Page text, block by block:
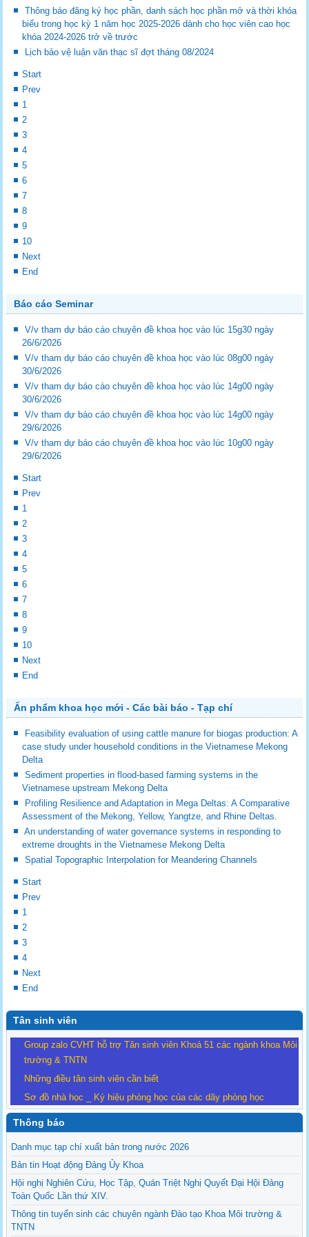
Thông báo đăng ký học phần, danh sách học phần mở và thời khóa
biểu trong học kỳ 1 năm học 2025-2026 dành cho học viên cao học
khóa 2024-2026 trở về trước
Lịch bảo vệ luận văn thạc sĩ đợt tháng 08/2024
Start
Prev
1
2
3
4
5
6
7
8
9
10
Next
End
Báo cáo Seminar
V/v tham dự báo cáo chuyên đề khoa học vào lúc 15g30 ngày
26/6/2026
V/v tham dự báo cáo chuyên đề khoa học vào lúc 08g00 ngày
30/6/2026
V/v tham dự báo cáo chuyên đề khoa học vào lúc 14g00 ngày
30/6/2026
V/v tham dự báo cáo chuyên đề khoa học vào lúc 14g00 ngày
29/6/2026
V/v tham dự báo cáo chuyên đề khoa học vào lúc 10g00 ngày
29/6/2026
Start
Prev
1
2
3
4
5
6
7
8
9
10
Next
End
Ấn phẩm khoa học mới - Các bài báo - Tạp chí
Feasibility evaluation of using cattle manure for biogas production: A
case study under household conditions in the Vietnamese Mekong
Delta
Sediment properties in flood-based farming systems in the
Vietnamese upstream Mekong Delta
Profiling Resilience and Adaptation in Mega Deltas: A Comparative
Assessment of the Mekong, Yellow, Yangtze, and Rhine Deltas.
An understanding of water governance systems in responding to
extreme droughts in the Vietnamese Mekong Delta
Spatial Topographic Interpolation for Meandering Channels
Start
Prev
1
2
3
4
Next
End
Tân sinh viên
Group zalo CVHT hỗ trợ Tân sinh viên Khoá 51 các ngành khoa Môi
trường & TNTN
Những điều tân sinh viên cần biết
Sơ đồ nhà học _ Ký hiệu phòng học của các dãy phòng học
Thông báo
Danh mục tạp chí xuất bản trong nước 2026
Bản tin Hoạt động Đảng Ủy Khoa
Hội nghị Nghiên Cứu, Học Tập, Quán Triệt Nghị Quyết Đại Hội Đảng
Toàn Quốc Lần thứ XIV.
Thông tin tuyển sinh các chuyên ngành Đào tạo Khoa Môi trường &
TNTN